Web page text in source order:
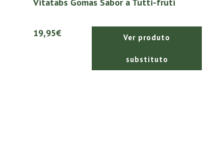
19,95€ Ver produto
substituto